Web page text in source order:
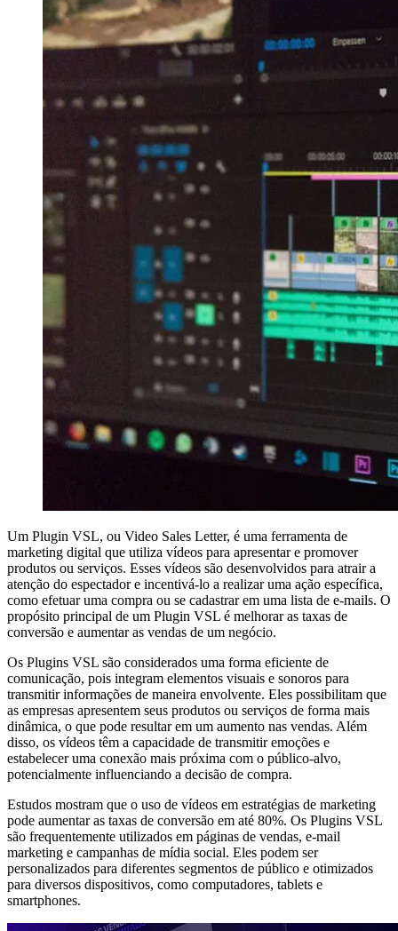
Um Plugin VSL, ou Video Sales Letter, é uma ferramenta de
marketing digital que utiliza vídeos para apresentar e promover
produtos ou serviços. Esses vídeos são desenvolvidos para atrair a
atenção do espectador e incentivá-lo a realizar uma ação específica,
como efetuar uma compra ou se cadastrar em uma lista de e-mails. O
propósito principal de um Plugin VSL é melhorar as taxas de
conversão e aumentar as vendas de um negócio.
Os Plugins VSL são considerados uma forma eficiente de
comunicação, pois integram elementos visuais e sonoros para
transmitir informações de maneira envolvente. Eles possibilitam que
as empresas apresentem seus produtos ou serviços de forma mais
dinâmica, o que pode resultar em um aumento nas vendas. Além
disso, os vídeos têm a capacidade de transmitir emoções e
estabelecer uma conexão mais próxima com o público-alvo,
potencialmente influenciando a decisão de compra.
Estudos mostram que o uso de vídeos em estratégias de marketing
pode aumentar as taxas de conversão em até 80%. Os Plugins VSL
são frequentemente utilizados em páginas de vendas, e-mail
marketing e campanhas de mídia social. Eles podem ser
personalizados para diferentes segmentos de público e otimizados
para diversos dispositivos, como computadores, tablets e
smartphones.